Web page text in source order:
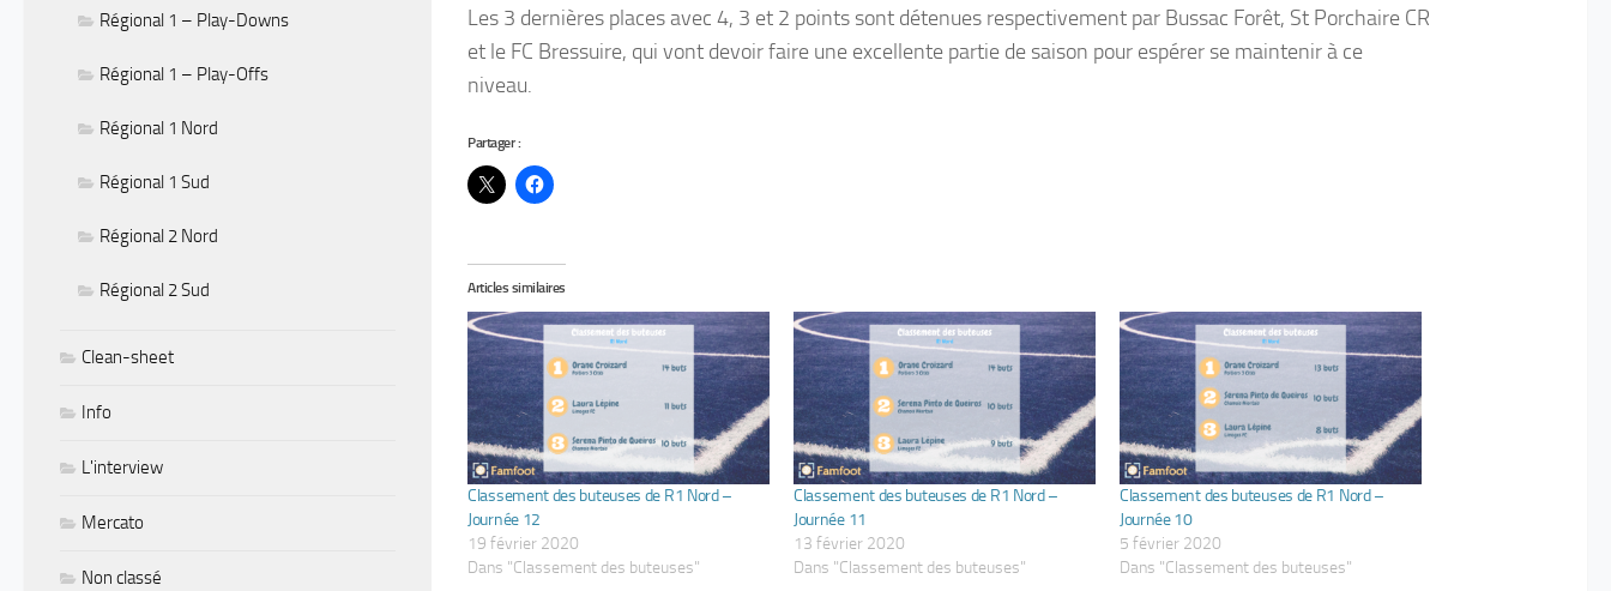
Les 3 dernières places avec 4, 3 et 2 points sont détenues respectivement par Bussac Forêt, St Porchaire CR
et le FC Bressuire, qui vont devoir faire une excellente partie de saison pour espérer se maintenir à ce
niveau.
Partager :
Articles similaires
Classement des buteuses de R1 Nord –
Journée 12
19 février 2020
Dans "Classement des buteuses"
Classement des buteuses de R1 Nord –
Journée 11
13 février 2020
Dans "Classement des buteuses"
Classement des buteuses de R1 Nord –
Journée 10
5 février 2020
Dans "Classement des buteuses"
Régional 1 – Play-Downs
Régional 1 – Play-Offs
Régional 1 Nord
Régional 1 Sud
Régional 2 Nord
Régional 2 Sud
Clean-sheet
Info
L'interview
Mercato
Non classé